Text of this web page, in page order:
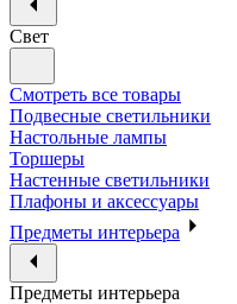
Свет
Смотреть все товары
Подвесные светильники
Настольные лампы
Торшеры
Настенные светильники
Плафоны и аксессуары
Предметы интерьера
Предметы интерьера